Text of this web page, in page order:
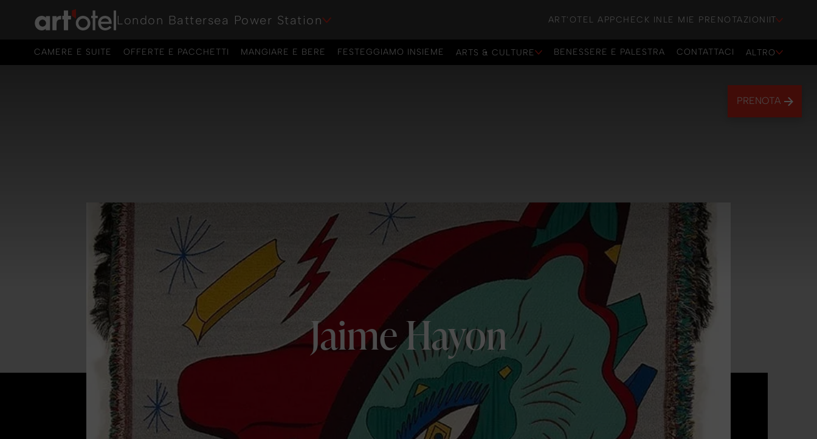
London Battersea Power Station ART'OTEL APPCHECK IN LE MIE PRENOTAZIONIIT
CAMERE E SUITE
CAMERE E SUITE
OFFERTE E PACCHETTI
OFFERTE E PACCHETTI
MANGIARE E BERE
MANGIARE E BERE
FESTEGGIAMO INSIEME
FESTEGGIAMO INSIEME
ARTS & CULTURE
BENESSERE E PALESTRA
BENESSERE E PALESTRA
CONTATTACI
CONTATTACI
ALTRO
PRENOTA
Jaime Hayon